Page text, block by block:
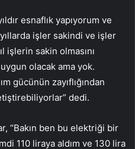
esnaflık yapıyorum ve
işler sakindi ve işler
işlerin sakin olmasını
olacak ama yok.
gücünün zayıflığından
dedi.
“Bakın ben bu elektriği bir
110 liraya aldım ve 130 lira